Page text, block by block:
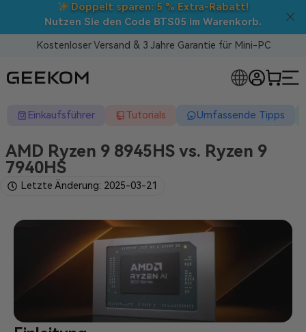
Back to School : Direktabzüge aufALLE Mini-PCs!
Kostenloser Versand & 3 Jahre Garantie für Mini-PC
Einkaufsführer Tutorials Umfassende Tipps
AMD Ryzen 9 8945HS vs. Ryzen 9
7940HS
Letzte Änderung: 2025-03-21
MINI-PCS